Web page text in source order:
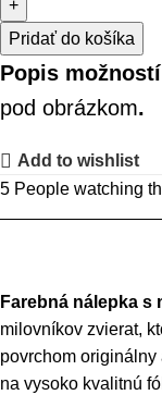
Pridať do košíka
Popis možností
pod obrázkom.
Add to wishlist
5 People watching
Farebná nálepka
milovníkov zvierat,
povrchom
na vysoko kvalitnú